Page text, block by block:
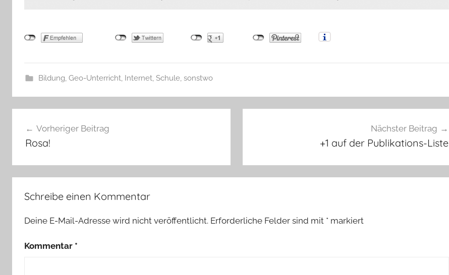
Bildung, Geo-Unterricht, Internet, Schule, sonstwo
Vorheriger Beitrag
Rosa!
Nächster Beitrag
+1 auf der Publikations-Liste
Schreibe einen Kommentar
Deine E-Mail-Adresse wird nicht veröffentlicht. Erforderliche Felder sind mit * markiert
Kommentar *